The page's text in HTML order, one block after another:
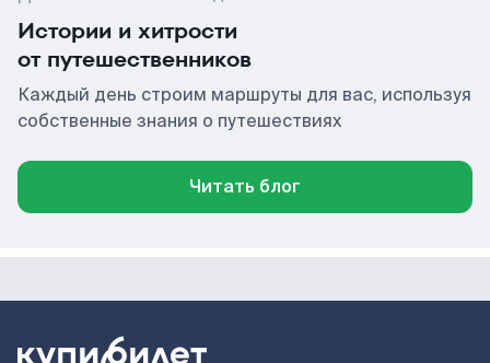
Истории и хитрости
от путешественников
Каждый день строим маршруты для вас, используя
собственные знания о путешествиях
Читать блог